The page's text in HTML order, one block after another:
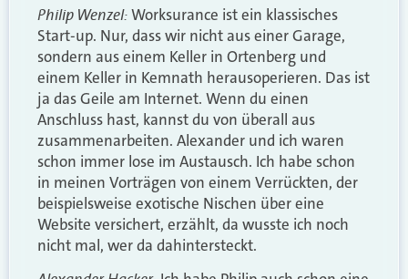
Philip Wenzel:Worksurance ist ein klassisches
Start-up. Nur, dass wir nicht aus einer Garage,
sondern aus einem Keller in Ortenberg und
einem Keller in Kemnath herausoperieren. Das ist
ja das Geile am Internet. Wenn du einen
Anschluss hast, kannst du von überall aus
zusammenarbeiten. Alexander und ich waren
schon immer lose im Austausch. Ich habe schon
in meinen Vorträgen von einem Verrückten, der
beispielsweise exotische Nischen über eine
Website versichert, erzählt, da wusste ich noch
nicht mal, wer da dahintersteckt.